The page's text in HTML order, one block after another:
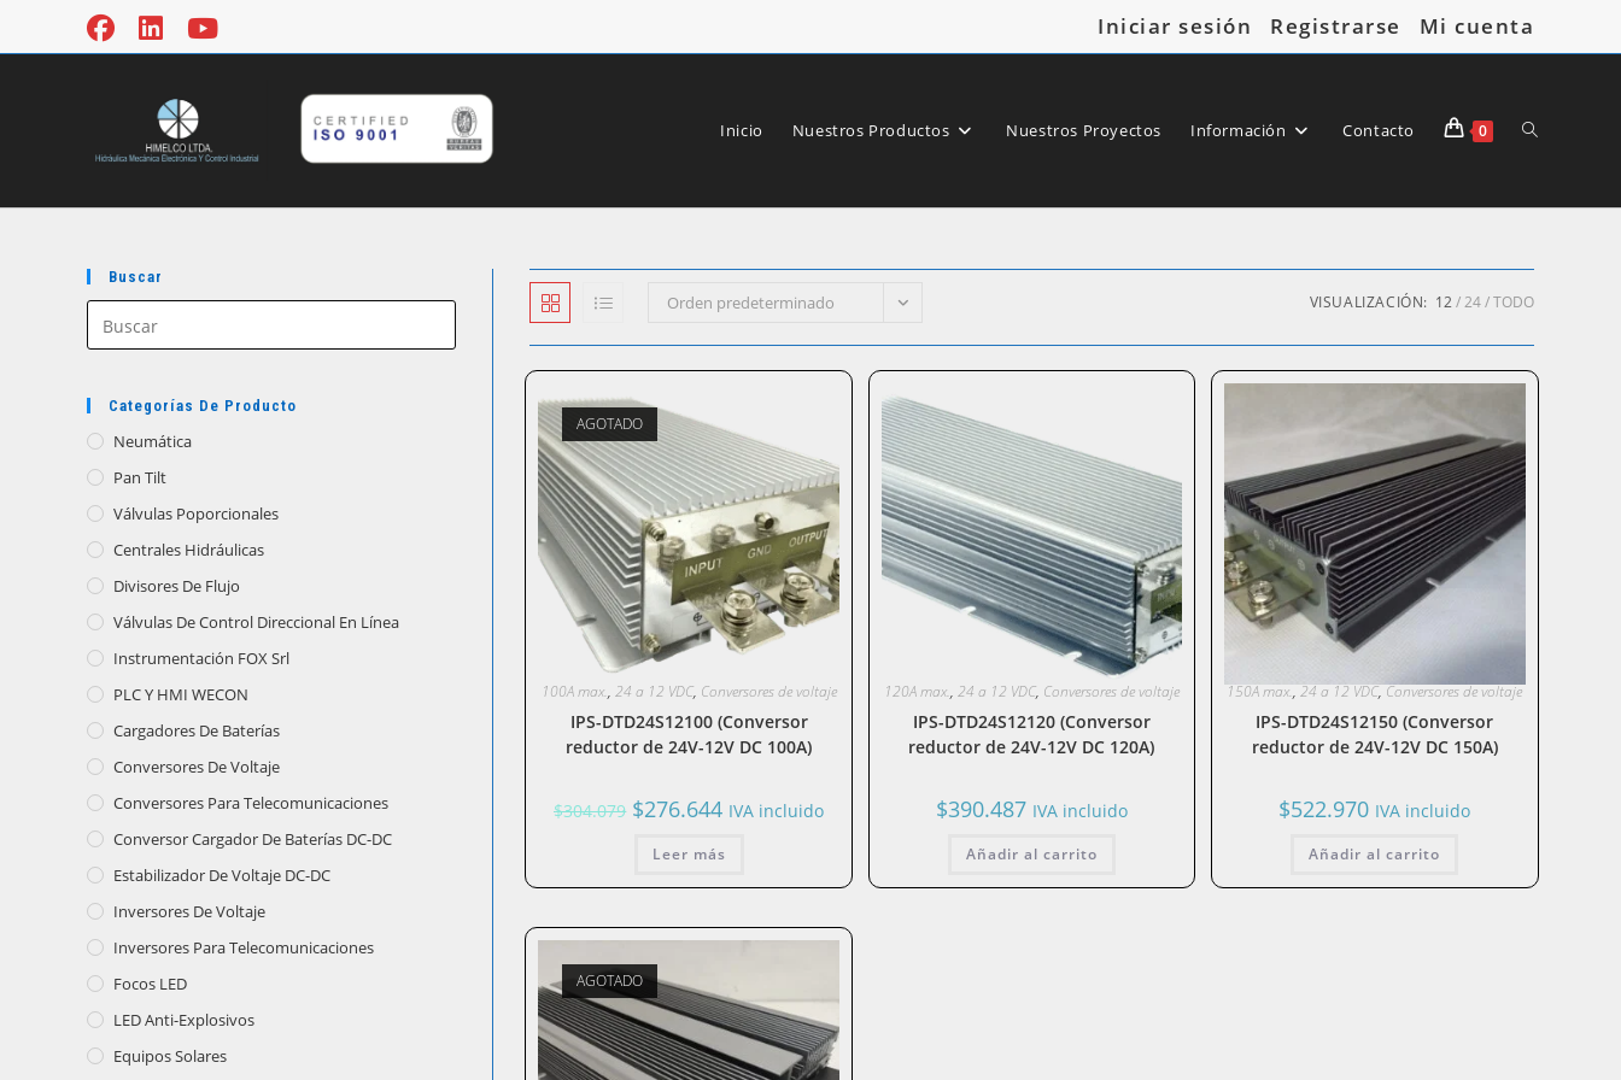
Iniciar sesión Registrarse Mi cuenta
Inicio Nuestros Productos Nuestros Proyectos Información Contacto 0 Alternar
Orden predeterminado VISUALIZACIÓN: 12 24 TODO
AGOTADO
100A max., 24 a 12 VDC, Conversores de voltaje
IPS-DTD24S12100 (Conversor
reductor de 24V-12V DC 100A)
$304.079 El
precio
era:
$276.644 El
precio
es:
IVA incluido
Leer más
120A max., 24 a 12 VDC, Conversores de voltaje
IPS-DTD24S12120 (Conversor
reductor de 24V-12V DC 120A)
$390.487 IVA incluido
Añadir al carrito
150A max.,24 a 12 VDC,Conversores de voltaje
IPS-DTD24S12150 (Conversor
reductor de 24V-12V DC 150A)
$522.970 IVA incluido
Añadir al carrito
AGOTADO
Buscar
Categorías De Producto
Neumática
Pan Tilt
Válvulas Poporcionales
Centrales Hidráulicas
Divisores De Flujo
Válvulas De Control Direccional En Línea
Instrumentación FOX Srl
PLC Y HMI WECON
Cargadores De Baterías
Conversores De Voltaje
Conversores Para Telecomunicaciones
Conversor Cargador De Baterías DC-DC
Estabilizador De Voltaje DC-DC
Inversores De Voltaje
Inversores Para Telecomunicaciones
Focos LED
LED Anti-Explosivos
Equipos Solares